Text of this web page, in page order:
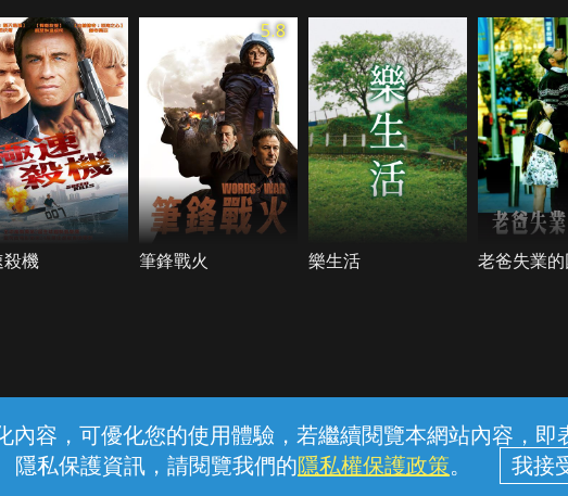
內容，可優化您的使用體驗，若繼續閱覽本網站內容，
隱私保護資訊，請閱覽我們的隱私權保護政策。
殺機
5.8
筆鋒戰火 樂生活 老爸失業的
線上客服 服務條款 隱私權保護
中華電信股份有限公司個人家庭分公司 (統一編號：96979949) © 2026